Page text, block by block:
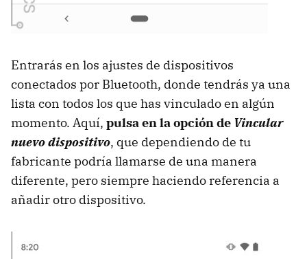
Entrarás en los ajustes de dispositivos
conectados por Bluetooth, donde tendrás ya una
lista con todos los que has vinculado en algún
momento. Aquí, pulsa en la opción de Vincular
nuevo dispositivo, que dependiendo de tu
fabricante podría llamarse de una manera
diferente, pero siempre haciendo referencia a
añadir otro dispositivo.